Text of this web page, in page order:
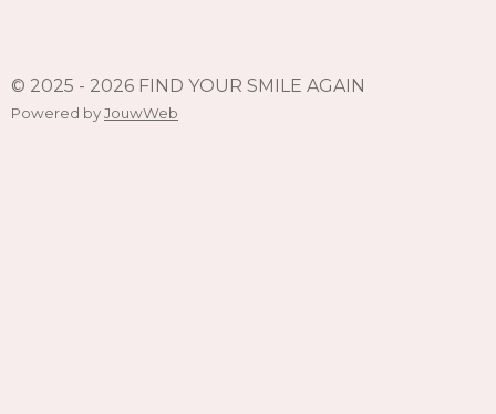
© 2025 - 2026 FIND YOUR SMILE AGAIN
Powered byJouwWeb